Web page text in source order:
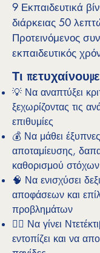
9 Εκπαιδευτικά
διάρκειας 50
Προτεινόμενος
εκπαιδευτικός
Τι
💡 Να αναπτύξει
ξεχωρίζοντας τις
επιθυμίες
💰 Να μάθει
αποταμίευσης,
καθορισμού στόχων
🧠 Να ενισχύσει
αποφάσεων και
προβλημάτων
🕵️‍♀️ Να γίνει
εντοπίζει και να